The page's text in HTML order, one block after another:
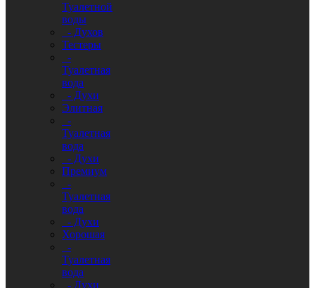
Туалетной
воды
- Духов
Тестеры
-
Туалетная
вода
- Духи
Элитная
-
Туалетная
вода
- Духи
Премиум
-
Туалетная
вода
- Духи
Хорошая
-
Туалетная
вода
- Духи